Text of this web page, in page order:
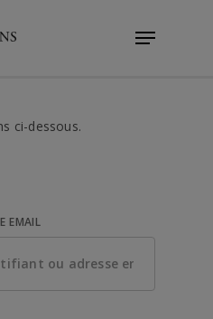
Menu
ci-dessous.
EMAIL